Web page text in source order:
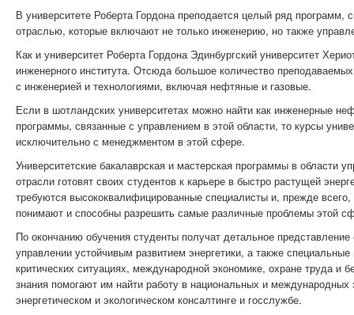
В университете Роберта Гордона преподается целый ряд программ,
отраслью, которые включают не только инженерию, но также
Как и университет Роберта Гордона Эдинбургский университет
инженерного института. Отсюда большое количество
с инженерией и технологиями, включая нефтяные и газовые.
Если в шотландских университетах можно найти как инженерные
программы, связанные с управлением в этой области, то курсы
исключительно с менеджментом в этой сфере.
Университетские бакалаврская и мастерская программы в области
отрасли готовят своих студентов к карьере в быстро растущей
требуются высококвалифицированные специалисты и, прежде
понимают и способны разрешить самые различные проблемы этой
По окончанию обучения студенты получат детальное
управлении устойчивым развитием энергетики, а также
критических ситуациях, международной экономике, охране труда и
знания помогают им найти работу в национальных и международных
энергетическом и экологическом консалтинге и госслужбе.